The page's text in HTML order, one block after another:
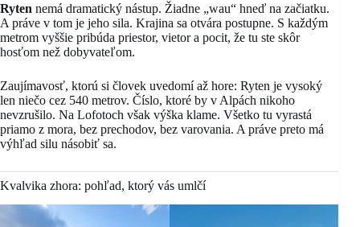
Ryten nemá dramatický nástup. Žiadne „wau“ hneď na začiatku.
A práve v tom je jeho sila. Krajina sa otvára postupne. S každým
metrom vyššie pribúda priestor, vietor a pocit, že tu ste skôr
hosťom než dobyvateľom.
Zaujímavosť, ktorú si človek uvedomí až hore: Ryten je vysoký
len niečo cez 540 metrov. Číslo, ktoré by v Alpách nikoho
nevzrušilo. Na Lofotoch však výška klame. Všetko tu vyrastá
priamo z mora, bez prechodov, bez varovania. A práve preto má
výhľad silu násobiť sa.
Kvalvika zhora: pohľad, ktorý vás umlčí